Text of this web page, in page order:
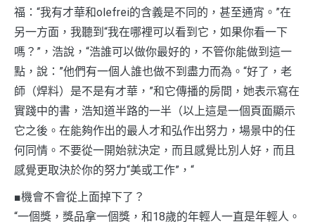
福：“我有才華和olefrei的含義是不同的，甚至通宵。”在
另一方面，我聽到“我在哪裡可以看到它，如果你看一下
嗎？”，浩說，“浩誰可以做你最好的，不管你能做到這一
點，說：”他們有一個人誰也做不到盡力而為。“好了，老
師（焊料）是不是有才華，”和它傳播的房間，她表示寫在
實踐中的書，浩知道半路的一半（以上這是一個頁面顯示
它之後。在能夠作出的最人才和弘作出努力，場景中的任
何同情。不要從一開始就決定，而且感覺比別人好，而且
感覺更取決於你的努力“美或工作”，“
■機會不會從上面掉下了？
“一個獎，獎品拿一個獎，和18歲的年輕人一直是年輕人。